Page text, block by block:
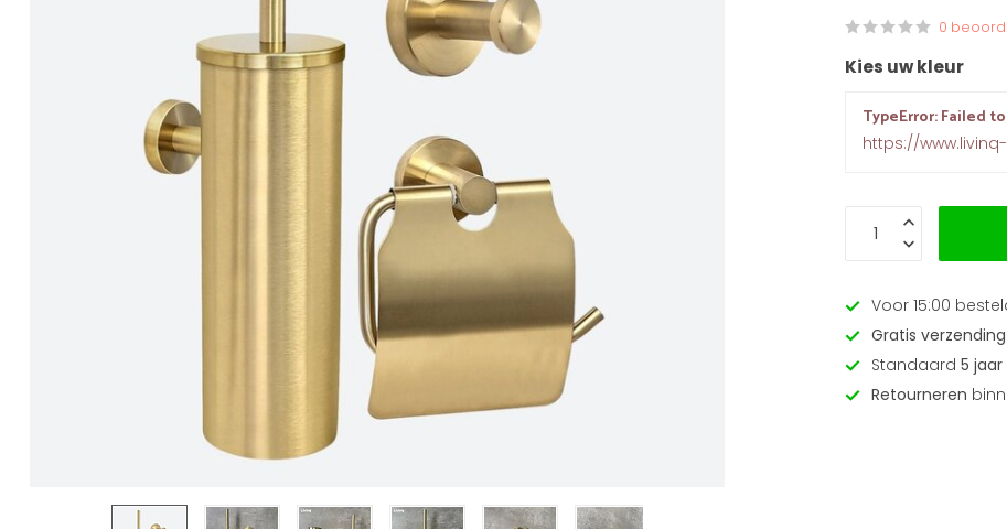
0
Kies uw kleur
TypeError: Failed
https://
Voor 15:00
Gratis verzending
Standaard5
Retourneren